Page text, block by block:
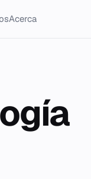
Acerca